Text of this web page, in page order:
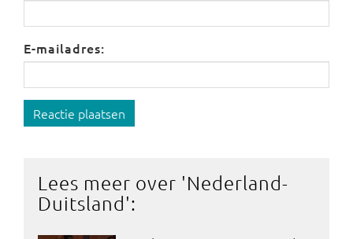
E-mailadres:
Reactie plaatsen
Lees meer over 'Nederland-
Duitsland':